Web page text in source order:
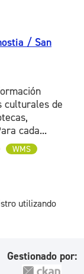
/ San
culturales de
cada...
WMS
utilizando
Gestionado por: